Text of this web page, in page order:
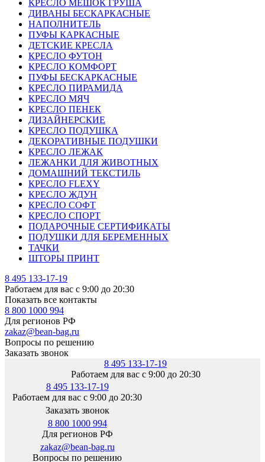
КРЕСЛО МЕШОК ГРУША
ДИВАНЫ БЕСКАРКАСНЫЕ
НАПОЛНИТЕЛЬ
ПУФЫ КАРКАСНЫЕ
ДЕТСКИЕ КРЕСЛА
КРЕСЛО ФУТОН
КРЕСЛО КОМФОРТ
ПУФЫ БЕСКАРКАСНЫЕ
КРЕСЛО ПИРАМИДА
КРЕСЛО МЯЧ
КРЕСЛО ПЕНЕК
ДИЗАЙНЕРСКИЕ
КРЕСЛО ПОДУШКА
ДЕКОРАТИВНЫЕ ПОДУШКИ
КРЕСЛО ЛЕЖАК
ЛЕЖАНКИ ДЛЯ ЖИВОТНЫХ
ДОМАШНИЙ ТЕКСТИЛЬ
КРЕСЛО FLEXY
КРЕСЛО ЖДУН
КРЕСЛО СОФТ
КРЕСЛО СПОРТ
ПОДАРОЧНЫЕ СЕРТИФИКАТЫ
ПОДУШКИ ДЛЯ БЕРЕМЕННЫХ
ТАЧКИ
ШТОРЫ ПРИНТ
8 495 133-17-19
Работаем для вас с 9:00 до 20:30
Показать все контакты
8 800 1000 994
Для регионов РФ
zakaz@bean-bag.ru
Вопросы по решению
Заказать звонок
8 495 133-17-19
Работаем для вас с 9:00 до 20:30
8 495 133-17-19
Работаем для вас с 9:00 до 20:30
Заказать звонок
8 800 1000 994
Для регионов РФ
zakaz@bean-bag.ru
Вопросы по решению